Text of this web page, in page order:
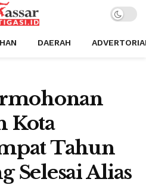
DAERAH
Kota
Tahun
Selesai Alias